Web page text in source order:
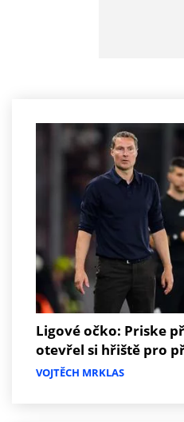
Ligové očko: Priske
otevřel si hřiště pro
VOJTĚCH MRKLAS